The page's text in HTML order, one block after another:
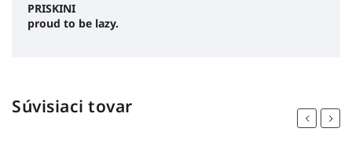
PRISKINI
proud to be lazy.
Súvisiaci tovar
Previous
Next